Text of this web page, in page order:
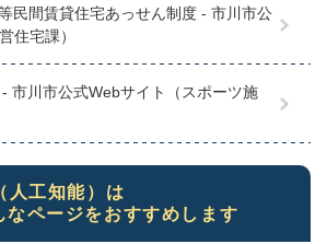
民間賃貸住宅あっせん制度 - 市川市公
住宅課）
市川市公式Webサイト（スポーツ施
人工知能）は
なページをおすすめします